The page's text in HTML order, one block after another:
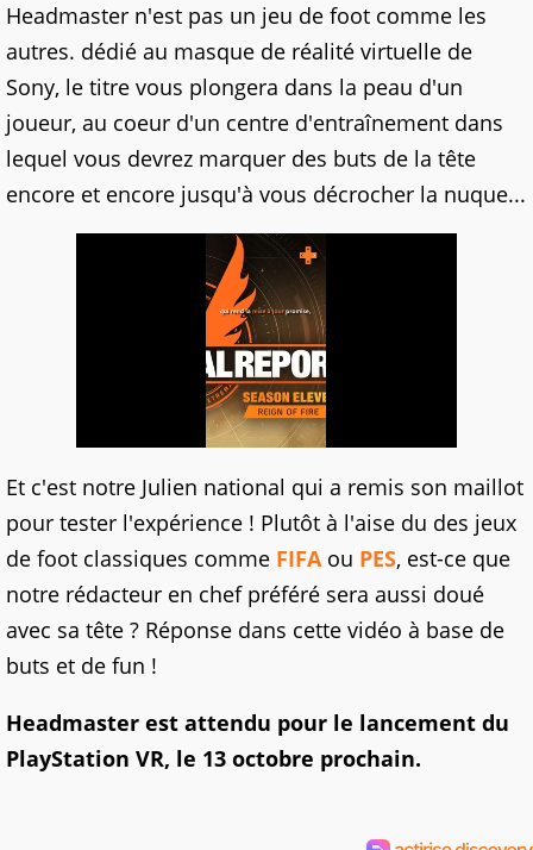
Headmaster n'est pas un jeu de foot comme les
autres. dédié au masque de réalité virtuelle de
Sony, le titre vous plongera dans la peau d'un
joueur, au coeur d'un centre d'entraînement dans
lequel vous devrez marquer des buts de la tête
encore et encore jusqu'à vous décrocher la nuque...
Et c'est notre Julien national qui a remis son maillot
pour tester l'expérience ! Plutôt à l'aise du des jeux
de foot classiques comme FIFAou PES, est-ce que
notre rédacteur en chef préféré sera aussi doué
avec sa tête ? Réponse dans cette vidéo à base de
buts et de fun !
Headmaster est attendu pour le lancement du
PlayStation VR, le 13 octobre prochain.